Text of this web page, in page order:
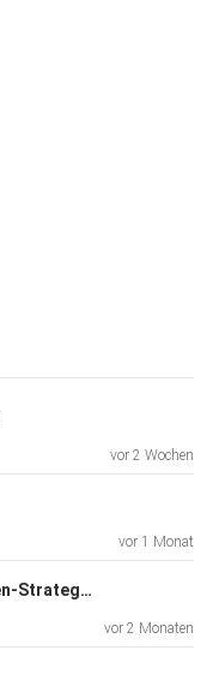
vor 2 Wochen
vor 1 Monat
Expansion mit der „Schnecken-Strategie“
vor 2 Monaten